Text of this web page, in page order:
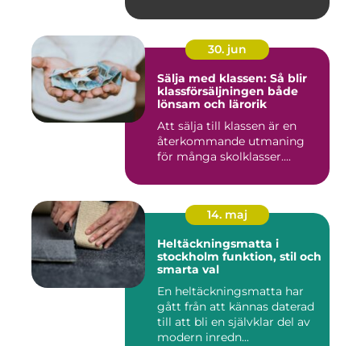
30. jun
Sälja med klassen: Så blir
klassförsäljningen både
lönsam och lärorik
Att sälja till klassen är en
återkommande utmaning
för många skolklasser....
14. maj
Heltäckningsmatta i
stockholm funktion, stil och
smarta val
En heltäckningsmatta har
gått från att kännas daterad
till att bli en självklar del av
modern inredn...